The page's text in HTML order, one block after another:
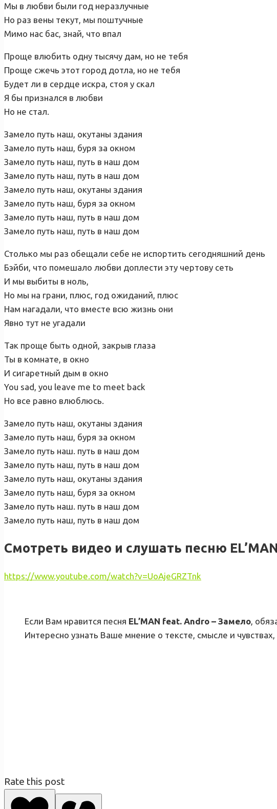
Мы в любви были год неразлучные
Но раз вены текут, мы поштучные
Мимо нас бас, знай, что впал
Проще влюбить одну тысячу дам, но не тебя
Проще сжечь этот город дотла, но не тебя
Будет ли в сердце искра, стоя у скал
Я бы признался в любви
Но не стал.
Замело путь наш, окутаны здания
Замело путь наш, буря за окном
Замело путь наш, путь в наш дом
Замело путь наш, путь в наш дом
Замело путь наш, окутаны здания
Замело путь наш, буря за окном
Замело путь наш, путь в наш дом
Замело путь наш, путь в наш дом
Столько мы раз обещали себе не испортить сегодняшний день
Бэйби, что помешало любви доплести эту чертову сеть
И мы выбиты в ноль,
Но мы на грани, плюс, год ожиданий, плюс
Нам нагадали, что вместе всю жизнь они
Явно тут не угадали
Так проще быть одной, закрыв глаза
Ты в комнате, в окно
И сигаретный дым в окно
You sad, you leave me to meet back
Но все равно влюблюсь.
Замело путь наш, окутаны здания
Замело путь наш, буря за окном
Замело путь наш. путь в наш дом
Замело путь наш, путь в наш дом
Замело путь наш, окутаны здания
Замело путь наш, буря за окном
Замело путь наш. путь в наш дом
Замело путь наш, путь в наш дом
Смотреть видео и слушать песню
https://www.youtube.com/watch?v=UoAjeGRZTnk
Если Вам нравится песня EL’MAN feat. Andro – Замело,
Интересно узнать Ваше мнение о тексте, смысле и
Rate this post